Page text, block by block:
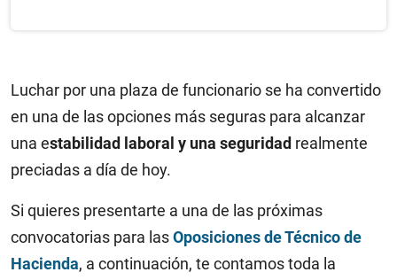
Luchar por una plaza de funcionario se ha convertido
en una de las opciones más seguras para alcanzar
una estabilidad laboral y una seguridad realmente
preciadas a día de hoy.
Si quieres presentarte a una de las próximas
convocatorias para lasOposiciones de Técnico de
Hacienda, a continuación, te contamos toda la